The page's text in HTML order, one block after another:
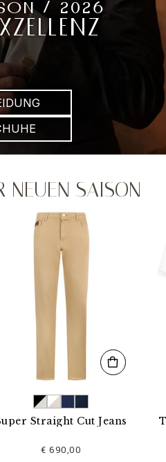
/ 2026
NEUEN SAISON
Cut Jeans
€ 690,00
T-shirt